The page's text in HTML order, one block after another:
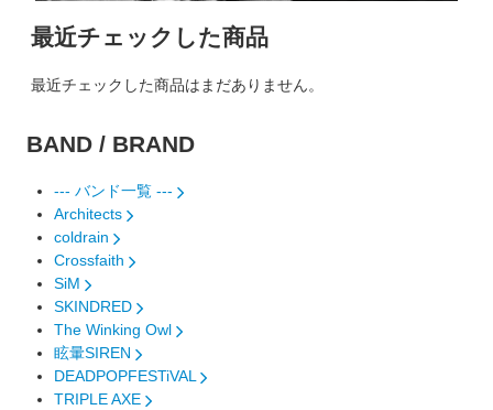
最近チェックした商品
最近チェックした商品はまだありません。
BAND / BRAND
--- バンド一覧 ---
Architects
coldrain
Crossfaith
SiM
SKINDRED
The Winking Owl
眩暈SIREN
DEADPOPFESTiVAL
TRIPLE AXE